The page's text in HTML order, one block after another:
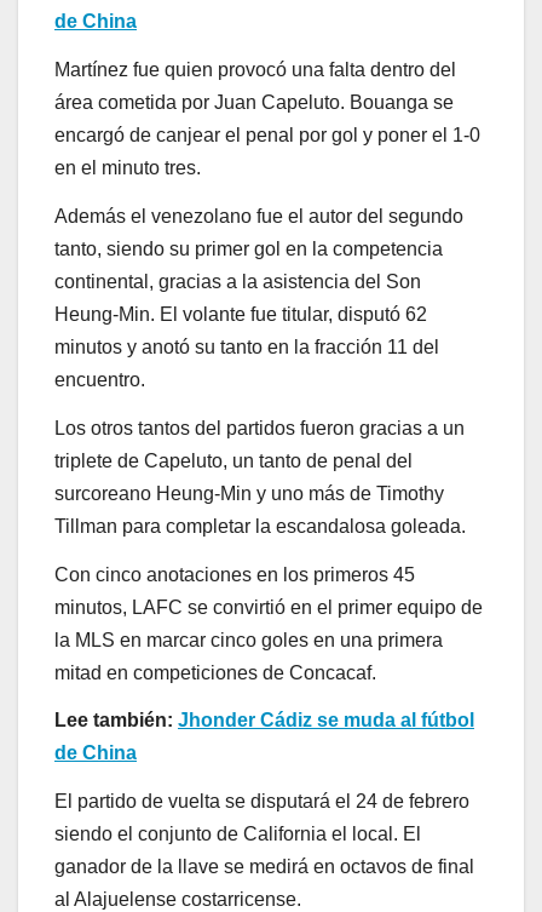
de China
Martínez fue quien provocó una falta dentro del
área cometida por Juan Capeluto. Bouanga se
encargó de canjear el penal por gol y poner el 1-0
en el minuto tres.
Además el venezolano fue el autor del segundo
tanto, siendo su primer gol en la competencia
continental, gracias a la asistencia del Son
Heung-Min. El volante fue titular, disputó 62
minutos y anotó su tanto en la fracción 11 del
encuentro.
Los otros tantos del partidos fueron gracias a un
triplete de Capeluto, un tanto de penal del
surcoreano Heung-Min y uno más de Timothy
Tillman para completar la escandalosa goleada.
Con cinco anotaciones en los primeros 45
minutos, LAFC se convirtió en el primer equipo de
la MLS en marcar cinco goles en una primera
mitad en competiciones de Concacaf.
Lee también: Jhonder Cádiz se muda al fútbol
de China
El partido de vuelta se disputará el 24 de febrero
siendo el conjunto de California el local. El
ganador de la llave se medirá en octavos de final
al Alajuelense costarricense.